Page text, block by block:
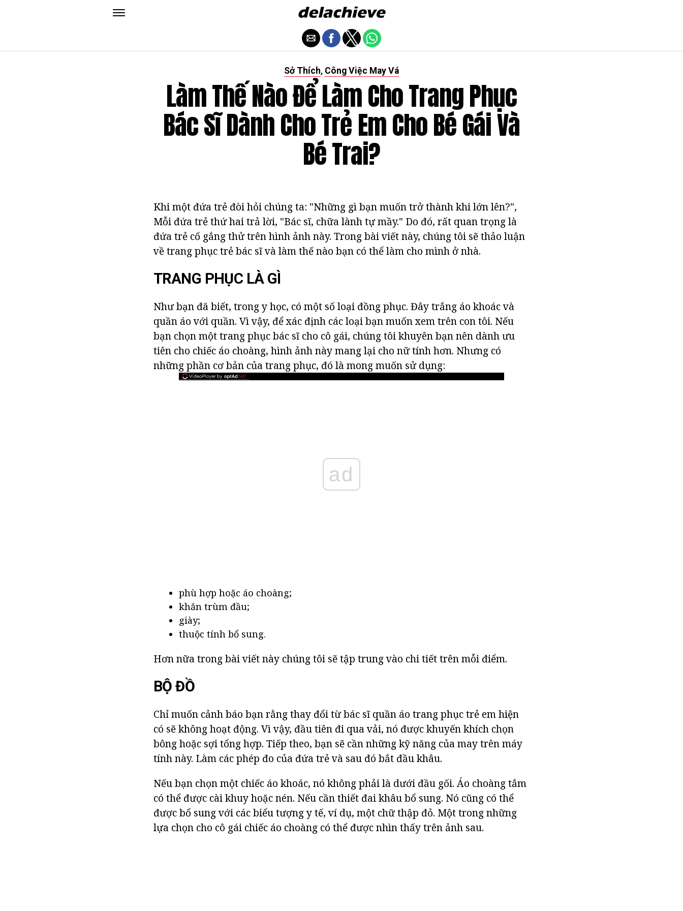
Sở Thích, Công Việc May Vá
Làm Thế Nào Để Làm Cho Trang Phục
Bác Sĩ Dành Cho Trẻ Em Cho Bé Gái Và
Bé Trai?
Khi một đứa trẻ đòi hỏi chúng ta: "Những gì bạn muốn trở thành khi lớn lên?",
Mỗi đứa trẻ thứ hai trả lời, "Bác sĩ, chữa lành tự mầy." Do đó, rất quan trọng là
đứa trẻ cố gắng thử trên hình ảnh này. Trong bài viết này, chúng tôi sẽ thảo luận
về trang phục trẻ bác sĩ và làm thế nào bạn có thể làm cho mình ở nhà.
TRANG PHỤC LÀ GÌ
Như bạn đã biết, trong y học, có một số loại đồng phục. Đây trắng áo khoác và
quần áo với quần. Vì vậy, để xác định các loại bạn muốn xem trên con tôi. Nếu
bạn chọn một trang phục bác sĩ cho cô gái, chúng tôi khuyên bạn nên dành ưu
tiên cho chiếc áo choàng, hình ảnh này mang lại cho nữ tính hơn. Nhưng có
những phần cơ bản của trang phục, đó là mong muốn sử dụng:
ad
phù hợp hoặc áo choàng;
khăn trùm đầu;
giày;
thuộc tính bổ sung.
Hơn nữa trong bài viết này chúng tôi sẽ tập trung vào chi tiết trên mỗi điểm.
BỘ ĐỒ
Chỉ muốn cảnh báo bạn rằng thay đổi từ bác sĩ quần áo trang phục trẻ em hiện
có sẽ không hoạt động. Vì vậy, đầu tiên đi qua vải, nó được khuyến khích chọn
bông hoặc sợi tổng hợp. Tiếp theo, bạn sẽ cần những kỹ năng của may trên máy
tính này. Làm các phép đo của đứa trẻ và sau đó bắt đầu khâu.
Nếu bạn chọn một chiếc áo khoác, nó không phải là dưới đầu gối. Áo choàng tắm
có thể được cài khuy hoặc nén. Nếu cần thiết đai khâu bổ sung. Nó cũng có thể
được bổ sung với các biểu tượng y tế, ví dụ, một chữ thập đỏ. Một trong những
lựa chọn cho cô gái chiếc áo choàng có thể được nhìn thấy trên ảnh sau.